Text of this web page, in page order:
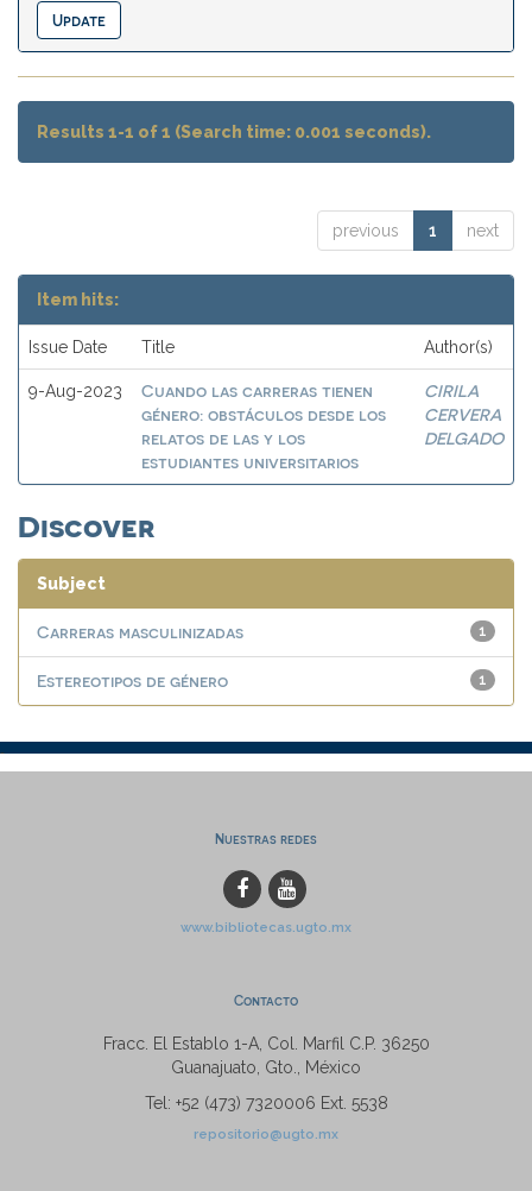
Results 1-1 of 1 (Search time: 0.001 seconds).
previous 1 next
Item hits:
Issue Date Title Author(s)
9-Aug-2023
Cuando las carreras tienen
género: obstáculos desde los
relatos de las y los
estudiantes universitarios
CIRILA
CERVERA
DELGADO
Discover
Subject
1
Carreras masculinizadas
1
Estereotipos de género
Nuestras redes
www.bibliotecas.ugto.mx
Contacto
Fracc. El Establo 1-A, Col. Marfil C.P. 36250
Guanajuato, Gto., México
Tel: +52 (473) 7320006 Ext. 5538
repositorio@ugto.mx